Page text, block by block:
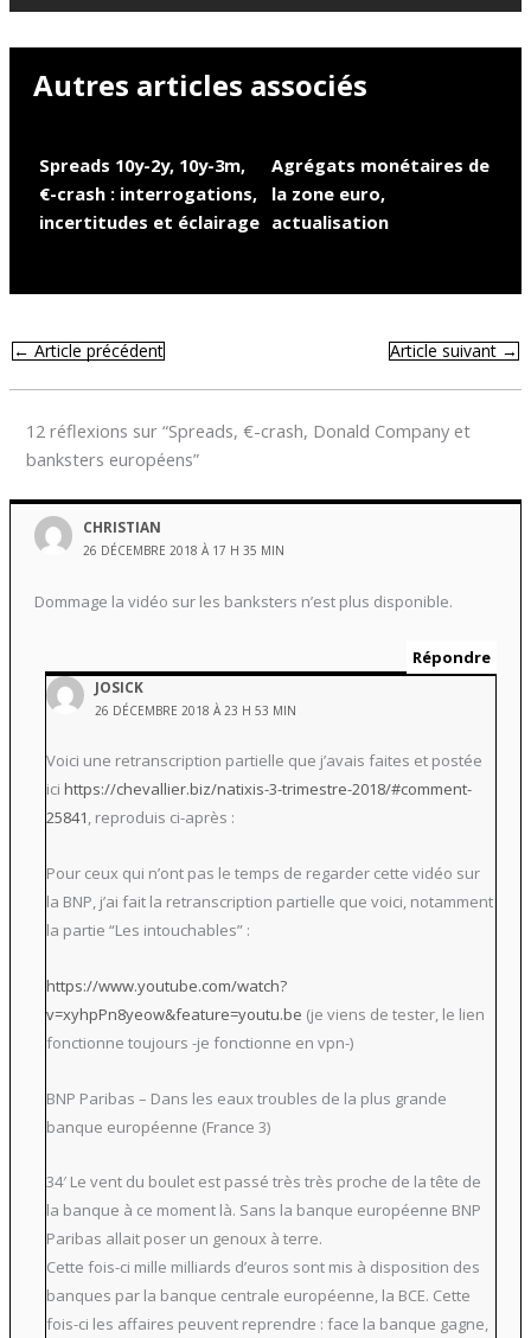
Autres articles associés
Spreads 10y-2y, 10y-3m,
€-crash : interrogations,
incertitudes et éclairage
Agrégats monétaires de
la zone euro,
actualisation
←Article précédent Article suivant→
12 réflexions sur “Spreads, €-crash, Donald Company et
banksters européens”
CHRISTIAN
26 DÉCEMBRE 2018 À 17 H 35 MIN
Dommage la vidéo sur les banksters n’est plus disponible.
Répondre
JOSICK
26 DÉCEMBRE 2018 À 23 H 53 MIN
Voici une retranscription partielle que j’avais faites et postée
ici https://chevallier.biz/natixis-3-trimestre-2018/#comment-
25841, reproduis ci-après :
Pour ceux qui n’ont pas le temps de regarder cette vidéo sur
la BNP, j’ai fait la retranscription partielle que voici, notamment
la partie “Les intouchables” :
https://www.youtube.com/watch?
v=xyhpPn8yeow&feature=youtu.be (je viens de tester, le lien
fonctionne toujours -je fonctionne en vpn-)
BNP Paribas – Dans les eaux troubles de la plus grande
banque européenne (France 3)
34′ Le vent du boulet est passé très très proche de la tête de
la banque à ce moment là. Sans la banque européenne BNP
Paribas allait poser un genoux à terre.
Cette fois-ci mille milliards d’euros sont mis à disposition des
banques par la banque centrale européenne, la BCE. Cette
fois-ci les affaires peuvent reprendre : face la banque gagne,